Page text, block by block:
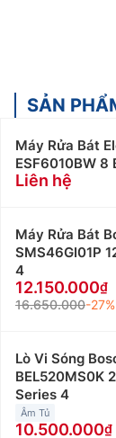
SẢN
Máy Rửa Bát
ESF6010BW 8
Liên hệ
Máy Rửa Bát
SMS46GI01P
4
12.150.000
16.650.000-27%
Lò Vi Sóng
BEL520MS0K
Series 4
Âm Tủ
10.500.000